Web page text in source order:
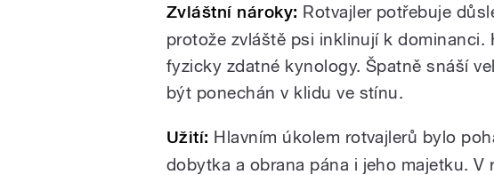
Zvláštní nároky: Rotvajler potřebuje
protože zvláště psi inklinují k dominanci.
fyzicky zdatné kynology. Špatně snáší
být ponechán v klidu ve stínu.
Užití: Hlavním úkolem rotvajlerů bylo
dobytka a obrana pána i jeho majetku.